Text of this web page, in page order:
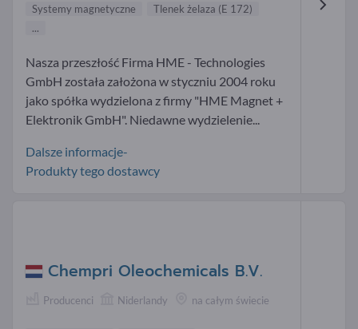
Systemy magnetyczne
Tlenek żelaza (E 172)
...
Nasza przeszłość Firma HME - Technologies
GmbH została założona w styczniu 2004 roku
jako spółka wydzielona z firmy "HME Magnet +
Elektronik GmbH". Niedawne wydzielenie...
Dalsze informacje-
Produkty tego dostawcy
Chempri Oleochemicals B.V.
Producenci Niderlandy na całym świecie